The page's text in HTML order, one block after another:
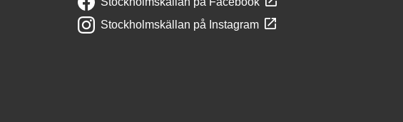
Stockholmskällan på Instagram